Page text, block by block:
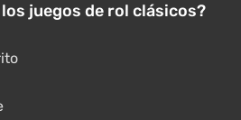
juegos de rol clásicos?